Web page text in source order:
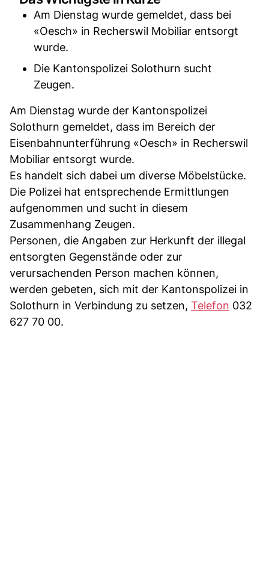
Am Dienstag wurde gemeldet, dass bei
«Oesch» in Recherswil Mobiliar entsorgt
wurde.
Die Kantonspolizei Solothurn sucht
Zeugen.
Am Dienstag wurde der Kantonspolizei
Solothurn gemeldet, dass im Bereich der
Eisenbahnunterführung «Oesch» in Recherswil
Mobiliar entsorgt wurde.
Es handelt sich dabei um diverse Möbelstücke.
Die Polizei hat entsprechende Ermittlungen
aufgenommen und sucht in diesem
Zusammenhang Zeugen.
Personen, die Angaben zur Herkunft der illegal
entsorgten Gegenstände oder zur
verursachenden Person machen können,
werden gebeten, sich mit der Kantonspolizei in
Solothurn in Verbindung zu setzen, Telefon 032
627 70 00.